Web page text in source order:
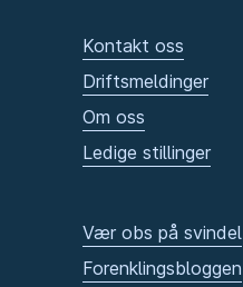
Kontakt oss
Driftsmeldinger
Om oss
Ledige stillinger
Vær obs på svindel
Forenklingsbloggen